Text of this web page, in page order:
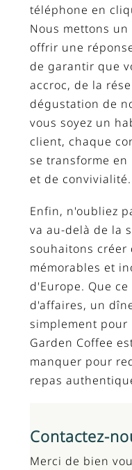
téléphone en
Nous mettons
offrir une
de garantir que
accroc, de la
dégustation de
vous soyez un
client, chaque
se transforme
et de convivialité.
Enfin, n'oubliez
va au-delà de la
souhaitons créer
mémorables et
d'Europe. Que
d'affaires, un
simplement pour
Garden Coffee
manquer pour
repas
Contactez-
Merci de bien